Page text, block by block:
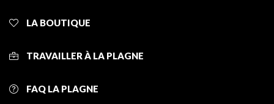
LA BOUTIQUE
TRAVAILLER À LA PLAGNE
FAQ LA PLAGNE